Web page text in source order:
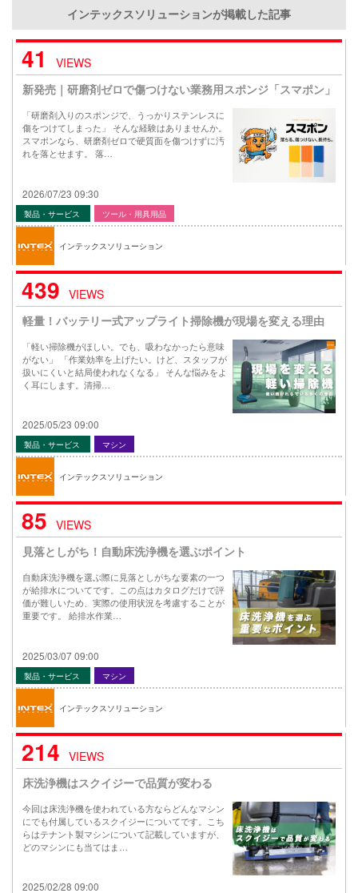
インテックスソリューションが掲載した記事
41
VIEWS
新発売｜研磨剤ゼロで傷つけない業務用スポンジ「スマポン」
「研磨剤入りのスポンジで、うっかりステンレスに
傷をつけてしまった」 そんな経験はありませんか。
スマポンなら、研磨剤ゼロで硬質面を傷つけずに汚
れを落とせます。 落…
2026/07/23 09:30
製品・サービス ツール・用具用品
インテックスソリューション
439 VIEWS
軽量！バッテリー式アップライト掃除機が現場を変える理由
「軽い掃除機がほしい。でも、吸わなかったら意味
がない」 「作業効率を上げたい。けど、スタッフが
扱いにくいと結局使われなくなる」 そんな悩みをよ
く耳にします。清掃…
2025/05/23 09:00
製品・サービス マシン
インテックスソリューション
85 VIEWS
見落としがち！自動床洗浄機を選ぶポイント
自動床洗浄機を選ぶ際に見落としがちな要素の一つ
が給排水についてです。この点はカタログだけで評
価が難しいため、実際の使用状況を考慮することが
重要です。 給排水作業…
2025/03/07 09:00
製品・サービス マシン
インテックスソリューション
214 VIEWS
床洗浄機はスクイジーで品質が変わる
今回は床洗浄機を使われている方ならどんなマシン
にでも付属しているスクイジーについてです。こち
らはテナント製マシンについて記載していますが、
どのマシンにも当てはま…
2025/02/28 09:00